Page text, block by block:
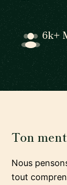
6k+
Ton
Nous
tout